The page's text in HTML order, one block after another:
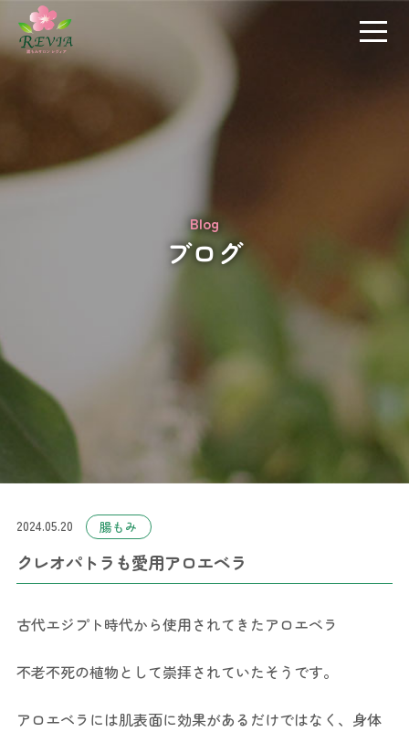
Blog
ブログ
2024.05.20 腸もみ
クレオパトラも愛用アロエベラ
古代エジプト時代から使用されてきたアロエベラ
不老不死の植物として崇拝されていたそうです。
アロエベラには肌表面に効果があるだけではなく、身体